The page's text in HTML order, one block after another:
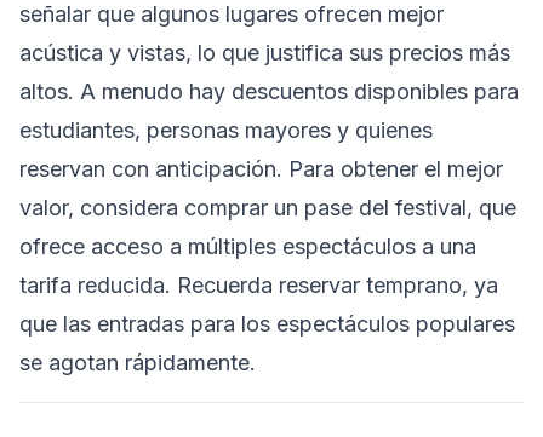
señalar que algunos lugares ofrecen mejor
acústica y vistas, lo que justifica sus precios más
altos. A menudo hay descuentos disponibles para
estudiantes, personas mayores y quienes
reservan con anticipación. Para obtener el mejor
valor, considera comprar un pase del festival, que
ofrece acceso a múltiples espectáculos a una
tarifa reducida. Recuerda reservar temprano, ya
que las entradas para los espectáculos populares
se agotan rápidamente.